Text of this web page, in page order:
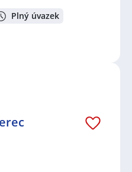
Plný úvazek